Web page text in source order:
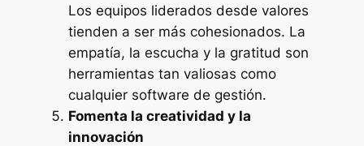
Los equipos liderados desde valores
tienden a ser más cohesionados. La
empatía, la escucha y la gratitud son
herramientas tan valiosas como
cualquier software de gestión.
Fomenta la creatividad y la
innovación